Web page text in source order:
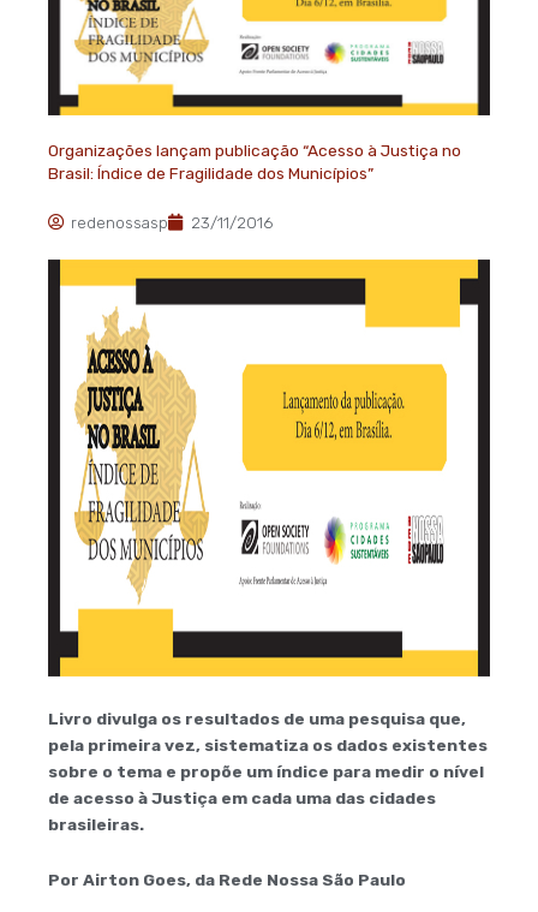
Organizações lançam publicação “Acesso à Justiça no
Brasil: Índice de Fragilidade dos Municípios”
redenossasp 23/11/2016
Livro divulga os resultados de uma pesquisa que,
pela primeira vez, sistematiza os dados existentes
sobre o tema e propõe um índice para medir o nível
de acesso à Justiça em cada uma das cidades
brasileiras.
Por Airton Goes, da Rede Nossa São Paulo